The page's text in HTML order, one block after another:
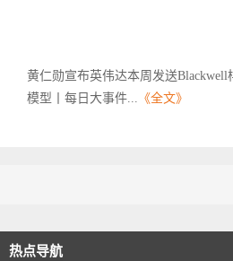
黄仁勋宣布英伟达本周发送
模型丨每日大事件... 《全文》
热点导航